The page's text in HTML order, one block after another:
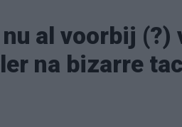
al voorbij (?)
na bizarre